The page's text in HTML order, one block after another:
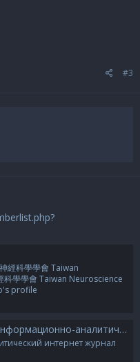
#3
經科學學會 Taiwan
科學學會 Taiwan Neuroscience
profile
интернет журнал (Адыгея)
интернет журнал